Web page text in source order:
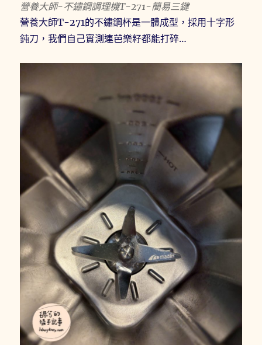
營養大師-不鏽鋼調理機T-271-簡易三鍵
營養大師T-271的不鏽鋼杯是一體成型，採用十字形
鈍刀，我們自己實測連芭樂籽都能打碎…